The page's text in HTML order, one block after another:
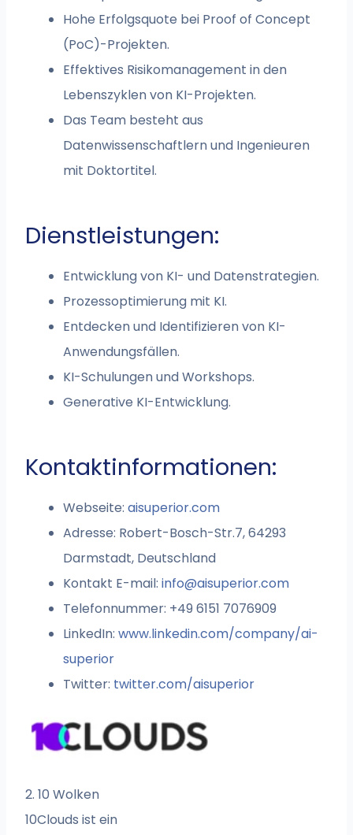
Hohe Erfolgsquote bei Proof of Concept
(PoC)-Projekten.
Effektives Risikomanagement in den
Lebenszyklen von KI-Projekten.
Das Team besteht aus
Datenwissenschaftlern und Ingenieuren
mit Doktortitel.
Dienstleistungen:
Entwicklung von KI- und Datenstrategien.
Prozessoptimierung mit KI.
Entdecken und Identifizieren von KI-
Anwendungsfällen.
KI-Schulungen und Workshops.
Generative KI-Entwicklung.
Kontaktinformationen:
Webseite:aisuperior.com
Adresse: Robert-Bosch-Str.7, 64293
Darmstadt, Deutschland
Kontakt E-mail:info@aisuperior.com
Telefonnummer: +49 6151 7076909
LinkedIn:www.linkedin.com/company/ai-
superior
Twitter: twitter.com/aisuperior
2. 10 Wolken
10Clouds ist ein